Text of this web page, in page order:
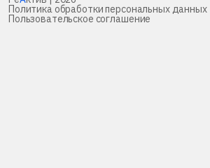
Политика обработки персональных данных
Пользовательское соглашение